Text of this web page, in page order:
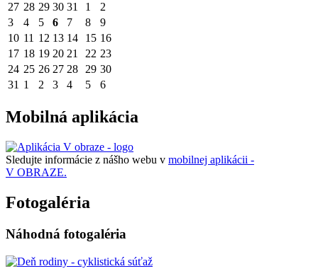
27 28 29 30 31 1
2
3
4 5 6 7 8
9
10 11 12 13 14 15 16
17 18 19 20 21 22 23
24 25 26 27 28 29 30
31 1 2 3 4 5 6
Mobilná aplikácia
Sledujte informácie z nášho webu v mobilnej aplikácii -
V OBRAZE.
Fotogaléria
Náhodná fotogaléria